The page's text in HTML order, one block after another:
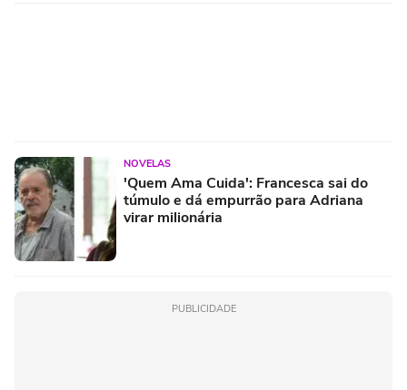
NOVELAS
'Quem Ama Cuida': Francesca sai do
túmulo e dá empurrão para Adriana
virar milionária
PUBLICIDADE